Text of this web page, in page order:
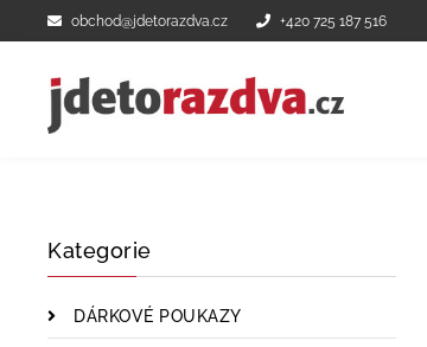
obchod@jdetorazdva.cz +420 725 187 516
Kategorie
DÁRKOVÉ POUKAZY